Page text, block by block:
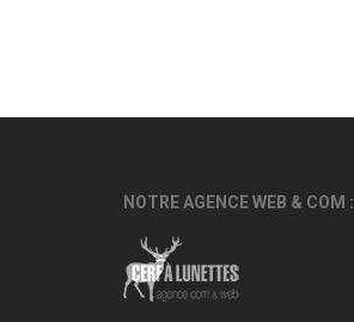
NOTRE AGENCE WEB & COM :